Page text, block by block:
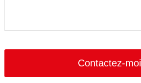
Contactez-moi